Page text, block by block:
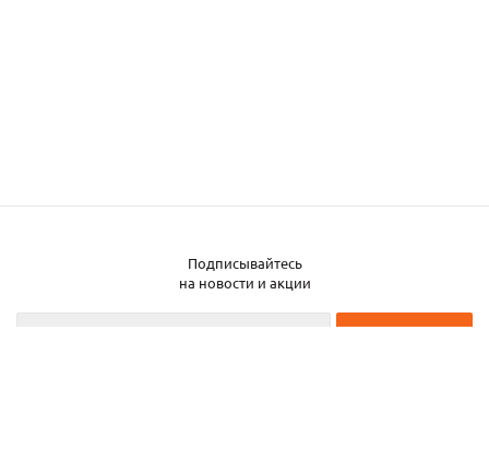
Подписывайтесь
на новости и акции